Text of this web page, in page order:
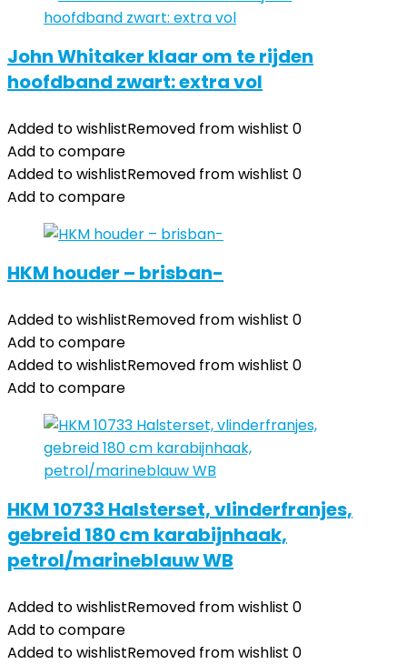
John Whitaker klaar om te rijden
hoofdband zwart: extra vol
Added to wishlistRemoved from wishlist 0
Add to compare
Added to wishlistRemoved from wishlist 0
Add to compare
HKM houder – brisban-
Added to wishlistRemoved from wishlist 0
Add to compare
Added to wishlistRemoved from wishlist 0
Add to compare
HKM 10733 Halsterset, vlinderfranjes,
gebreid 180 cm karabijnhaak,
petrol/marineblauw WB
Added to wishlistRemoved from wishlist 0
Add to compare
Added to wishlistRemoved from wishlist 0